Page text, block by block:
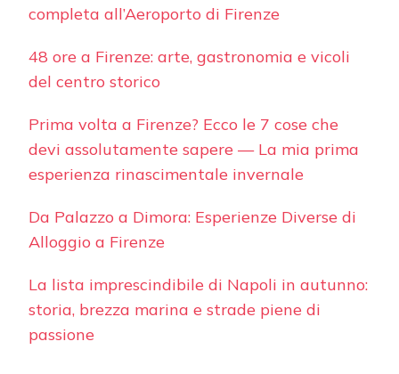
completa all’Aeroporto di Firenze
48 ore a Firenze: arte, gastronomia e vicoli
del centro storico
Prima volta a Firenze? Ecco le 7 cose che
devi assolutamente sapere — La mia prima
esperienza rinascimentale invernale
Da Palazzo a Dimora: Esperienze Diverse di
Alloggio a Firenze
La lista imprescindibile di Napoli in autunno:
storia, brezza marina e strade piene di
passione